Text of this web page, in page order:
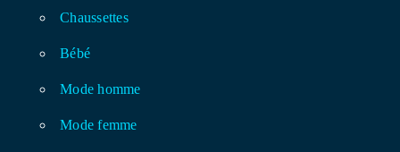
Chaussettes
Bébé
Mode homme
Mode femme